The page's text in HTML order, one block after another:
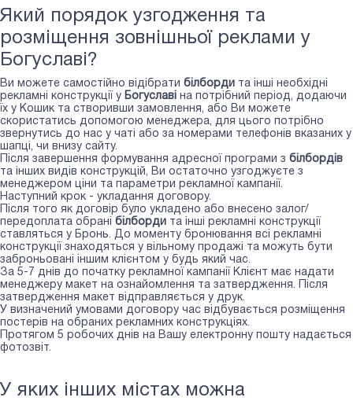
Який порядок узгодження та
розміщення зовнішньої реклами у
Богуславі?
Ви можете самостійно відібрати білборди та інші необхідні
рекламні конструкції у Богуславі на потрібний період, додаючи
їх у Кошик та створивши замовлення, або Ви можете
скористатись допомогою менеджера, для цього потрібно
звернутись до нас у чаті або за номерами телефонів вказаних у
шапці, чи внизу сайту.
Після завершення формування адресної програми з білбордів
та інших видів конструкцій, Ви остаточно узгоджуєте з
менеджером ціни та параметри рекламної кампанії.
Наступний крок - укладання договору.
Після того як договір було укладено або внесено залог/
передоплата обрані білборди та інші рекламні конструкції
ставляться у Бронь. До моменту бронювання всі рекламні
конструкції знаходяться у вільному продажі та можуть бути
заброньовані іншим клієнтом у будь який час.
За 5-7 днів до початку рекламної кампанії Клієнт має надати
менеджеру макет на ознайомлення та затвердження. Після
затвердження макет відправляється у друк.
У визначений умовами договору час відбувається розміщення
постерів на обраних рекламних конструкціях.
Протягом 5 робочих днів на Вашу електронну пошту надається
фотозвіт.
У яких інших містах можна